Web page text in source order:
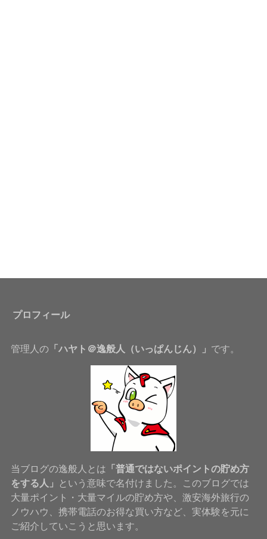
プロフィール
管理人の「ハヤト＠逸般人（いっぱんじん）」 です。
当ブログの逸般人とは 「普通ではないポイントの貯め方
をする人」
という意味で名付けました。このブログでは
大量ポイント・大量マイルの貯め方や、激安海外旅行の
ノウハウ、携帯電話のお得な買い方など、実体験を元に
ご紹介していこうと思います。